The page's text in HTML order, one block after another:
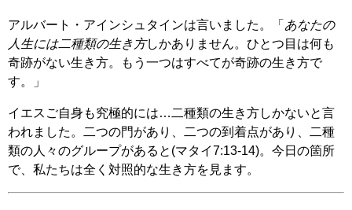
アルバート・アインシュタインは言いました。「 あなたの
人生には二種類の生き方しかありません。ひとつ目は何も
奇跡がない生き方。もう一つはすべてが奇跡の生き方で
す。」
イエスご自身も究極的には…二種類の生き方しかないと言
われました。二つの門があり、二つの到着点があり、二種
類の人々のグループがあると(マタイ7:13-14)。今日の箇所
で、私たちは全く対照的な生き方を見ます。